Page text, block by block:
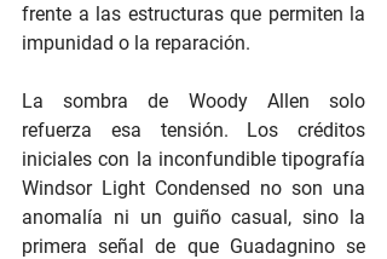
frente a las estructuras que permiten la
impunidad o la reparación.
La sombra de Woody Allen solo
refuerza esa tensión. Los créditos
iniciales con la inconfundible tipografía
Windsor Light Condensed no son una
anomalía ni un guiño casual, sino la
primera señal de que Guadagnino se